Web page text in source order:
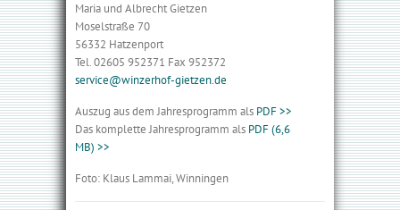
Maria und Albrecht Gietzen
Moselstraße 70
56332 Hatzenport
Tel. 02605 952371 Fax 952372
service@winzerhof-gietzen.de
Auszug aus dem Jahresprogramm als PDF >>
Das komplette Jahresprogramm als PDF (6,6
MB) >>
Foto: Klaus Lammai, Winningen